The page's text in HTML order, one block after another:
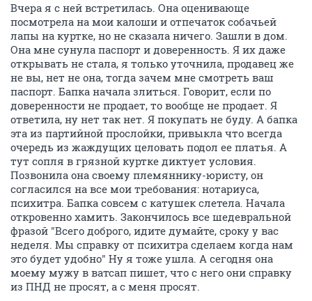
Вчера я с ней встретилась. Она оценивающе
посмотрела на мои калоши и отпечаток собачьей
лапы на куртке, но не сказала ничего. Зашли в дом.
Она мне сунула паспорт и доверенность. Я их даже
открывать не стала, я только уточнила, продавец же
не вы, нет не она, тогда зачем мне смотреть ваш
паспорт. Бапка начала злиться. Говорит, если по
доверенности не продает, то вообще не продает. Я
ответила, ну нет так нет. Я покупать не буду. А бапка
эта из партийной прослойки, привыкла что всегда
очередь из жаждущих целовать подол ее платья. А
тут сопля в грязной куртке диктует условия.
Позвонила она своему племяннику-юристу, он
согласился на все мои требования: нотариуса,
психитра. Бапка совсем с катушек слетела. Начала
откровенно хамить. Закончилось все шедевральной
фразой "Всего доброго, идите думайте, сроку у вас
неделя. Мы справку от психитра сделаем когда нам
это будет удобно" Ну я тоже ушла. А сегодня она
моему мужу в ватсап пишет, что с него они справку
из ПНД не просят, а с меня просят.